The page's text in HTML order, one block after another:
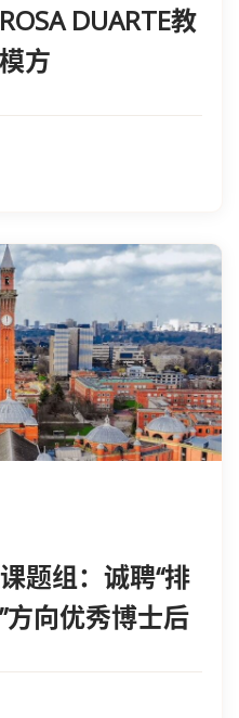
DUARTE教
方
题组：诚聘“排
方向优秀博士后